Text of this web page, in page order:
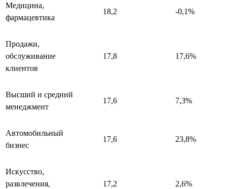
Медицина,
фармацевтика
18,2 -0,1%
Продажи,
обслуживание
клиентов
17,8 17,6%
Высший и средний
менеджмент
17,6 7,3%
Автомобильный
бизнес
17,6 23,8%
Искусство,
развлечения,
17,2 2,6%